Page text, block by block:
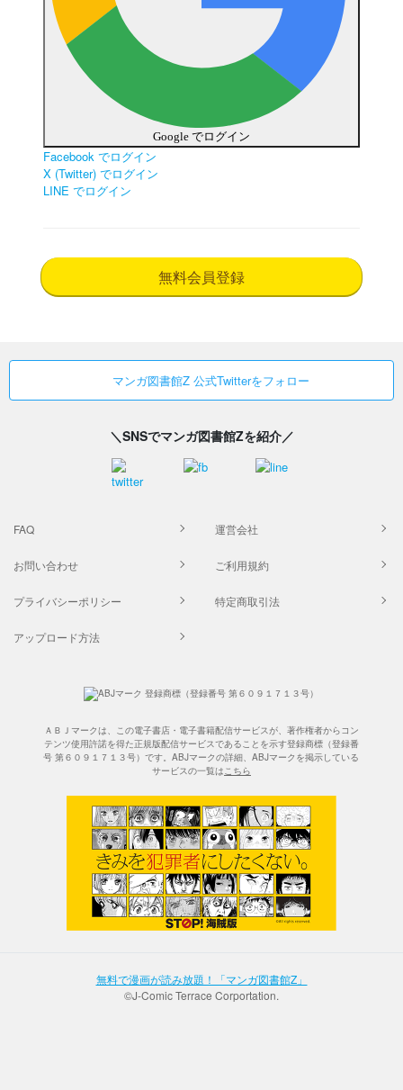
Google でログイン
Facebook でログイン
X (Twitter) でログイン
LINE でログイン
無料会員登録
マンガ図書館Z 公式Twitterをフォロー
＼SNSでマンガ図書館Zを紹介／
FAQ 運営会社
お問い合わせ ご利用規約
プライバシーポリシー 特定商取引法
アップロード方法
ＡＢＪマークは、この電子書店・電子書籍配信サービスが、著作権者からコン
テンツ使用許諾を得た正規版配信サービスであることを示す登録商標（登録番
号 第６０９１７１３号）です。ABJマークの詳細、ABJマークを掲示している
サービスの一覧はこちら
無料で漫画が読み放題！「マンガ図書館Z」
©J-Comic Terrace Corportation.